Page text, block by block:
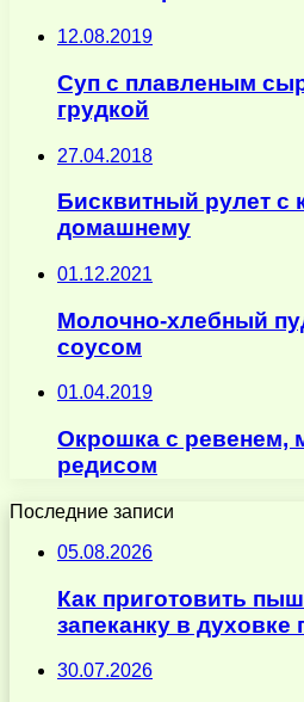
12.08.2019
Суп с плавленым
грудкой
27.04.2018
Бисквитный рулет с
домашнему
01.12.2021
Молочно-хлебный
соусом
01.04.2019
Окрошка с ревенем,
редисом
Последние записи
05.08.2026
Как приготовить
запеканку в духовке
30.07.2026